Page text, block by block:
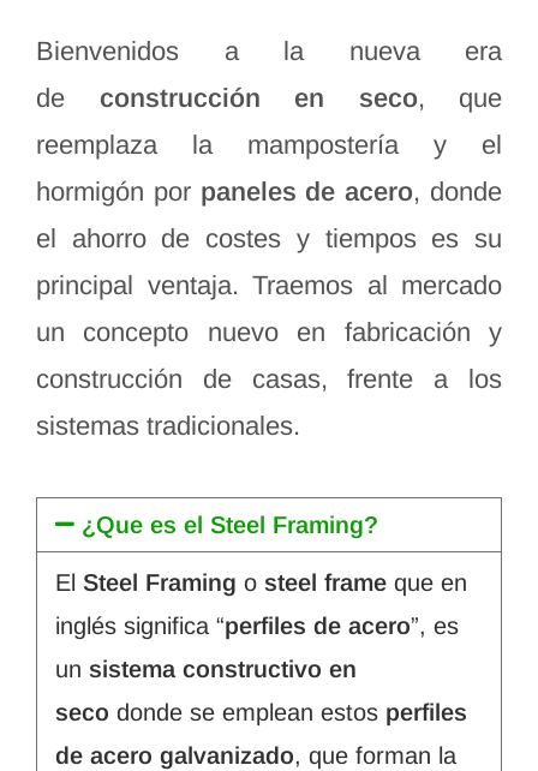
Bienvenidos a la nueva era
de construcción en seco, que
reemplaza la mampostería y el
hormigón por paneles de acero, donde
el ahorro de costes y tiempos es su
principal ventaja. Traemos al mercado
un concepto nuevo en fabricación y
construcción de casas, frente a los
sistemas tradicionales.
¿Que es el Steel Framing?
El Steel Framing o steel frame que en
inglés significa “perfiles de acero”, es
un sistema constructivo en
seco donde se emplean estos perfiles
de acero galvanizado, que forman la